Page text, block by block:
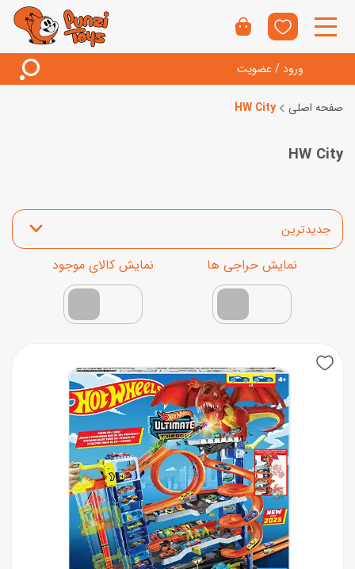
ورود / عضویت
صفحه اصلی HW City
HW City
مرتب‌سازی محصولات